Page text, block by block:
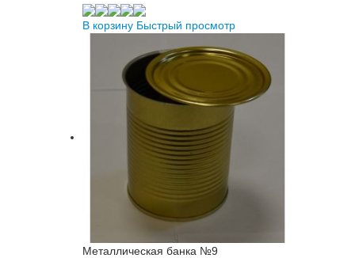
В корзину Быстрый просмотр
Металлическая банка №9